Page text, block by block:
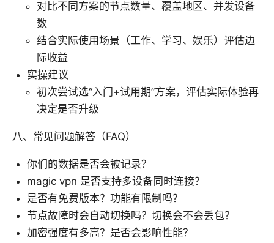
对比不同方案的节点数量、覆盖地区、并发设备
数
结合实际使用场景（工作、学习、娱乐）评估边
际收益
实操建议
初次尝试选“入门+试用期”方案，评估实际体验再
决定是否升级
八、常见问题解答（FAQ）
你们的数据是否会被记录？
magic vpn 是否支持多设备同时连接？
是否有免费版本？功能有限制吗？
节点故障时会自动切换吗？切换会不会丢包？
加密强度有多高？是否会影响性能？